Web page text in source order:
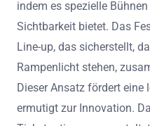
indem es spezielle
Sichtbarkeit bietet. Das
Line-up, das sicherstellt,
Rampenlicht stehen,
Dieser Ansatz fördert eine
ermutigt zur Innovation.